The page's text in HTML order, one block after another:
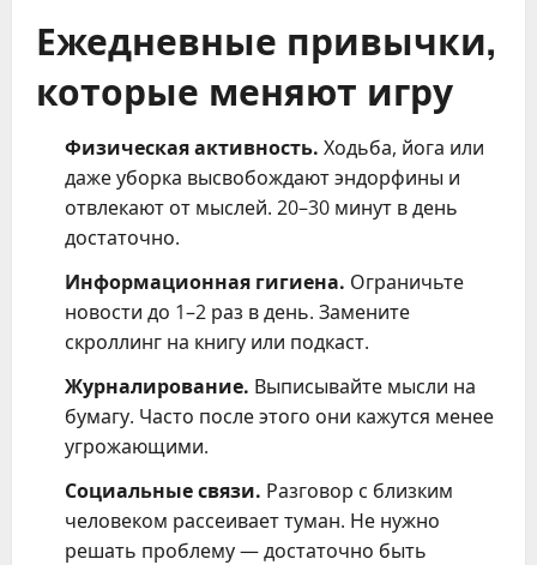
Ежедневные привычки,
которые меняют игру
Физическая активность. Ходьба, йога или
даже уборка высвобождают эндорфины и
отвлекают от мыслей. 20–30 минут в день
достаточно.
Информационная гигиена. Ограничьте
новости до 1–2 раз в день. Замените
скроллинг на книгу или подкаст.
Журналирование. Выписывайте мысли на
бумагу. Часто после этого они кажутся менее
угрожающими.
Социальные связи. Разговор с близким
человеком рассеивает туман. Не нужно
решать проблему — достаточно быть